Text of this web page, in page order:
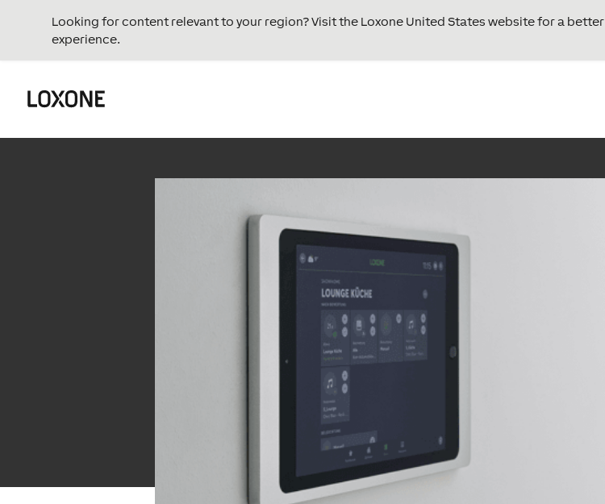
Looking for content relevant to your region? Visit the Loxone United States website for a better
experience.